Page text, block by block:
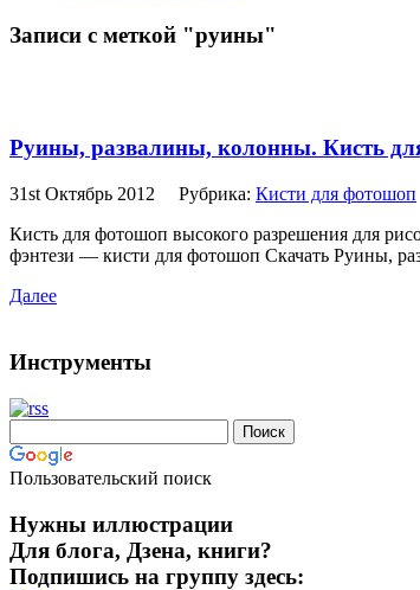
Записи с меткой "руины"
Руины, развалины, колонны. Кисть
31st Октябрь 2012 Рубрика: Кисти для фотошоп
Кисть для фотошоп высокого разрешения для
фэнтези — кисти для фотошоп Скачать Руины,
Далее
Инструменты
Пользовательский поиск
Нужны иллюстрации
Для блога, Дзена, книги?
Подпишись на группу здесь: